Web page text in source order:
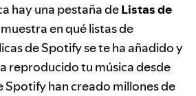
hay una pestaña deListas de
en qué listas de
de Spotify se te ha añadido y
reproducido tu música desde
Spotify han creado millones de